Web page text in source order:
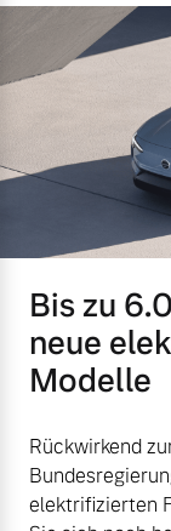
Bis zu
neue
Modelle
Rückwirkend
elektrifizierten